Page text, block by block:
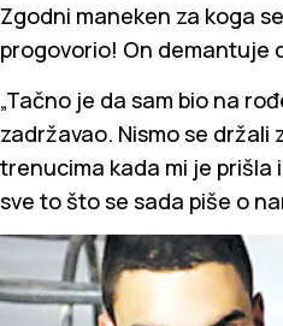
Zgodni maneken za koga
progovorio! On demantuje
„Tačno je da sam bio na
zadržavao. Nismo se
trenucima kada mi je prišla
sve to što se sada piše o